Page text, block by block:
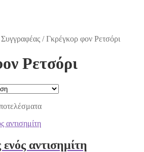
/Γκρέγκορ φον Ρετσόρι
Ρετσόρι
αντισημίτη